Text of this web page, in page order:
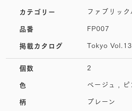
カテゴリー ファブリッ
品番 FP007
掲載カタログ Tokyo Vol.13
個数 2
色 ベージュ , ピ
柄 プレーン